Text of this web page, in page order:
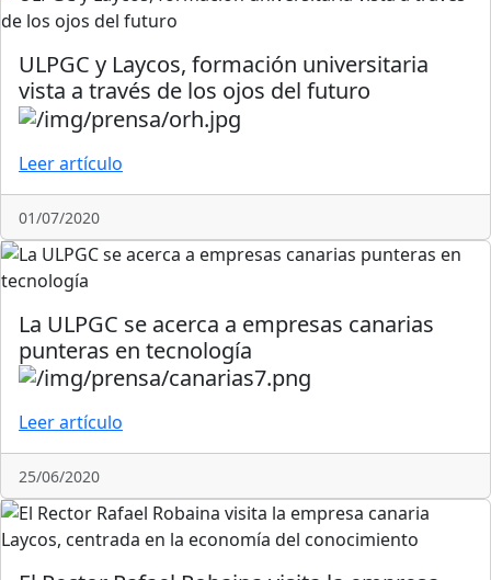
ULPGC y Laycos, formación universitaria
vista a través de los ojos del futuro
Leer artículo
01/07/2020
La ULPGC se acerca a empresas canarias
punteras en tecnología
Leer artículo
25/06/2020